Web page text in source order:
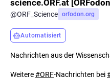
science.ORF.at
@ORF_Science orfodon.org
Automatisiert
Nachrichten aus der
Weitere#ORF-Nachrichten bei